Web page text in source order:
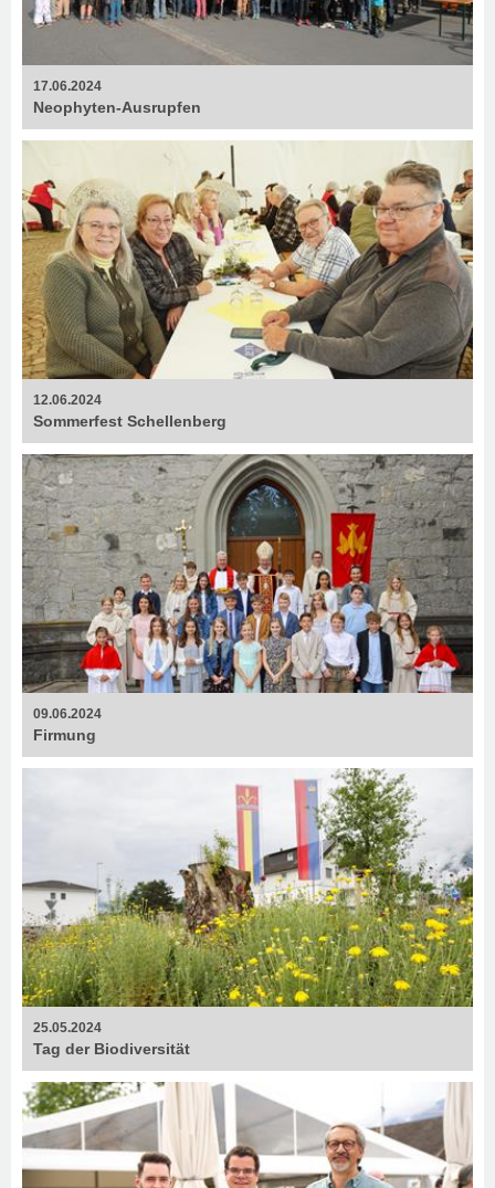
17.06.2024
Neophyten­-Ausrupfen
12.06.2024
Sommerfest Schellenberg
09.06.2024
Firmung
25.05.2024
Tag der Biodiversität